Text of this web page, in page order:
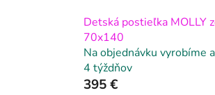
Detská postieľka MOLLY
70x140
Na objednávku vyrobíme
4 týždňov
395 €